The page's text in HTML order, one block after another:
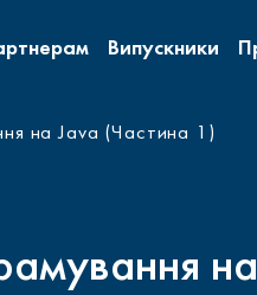
Випускники
на Java (Частина 1)